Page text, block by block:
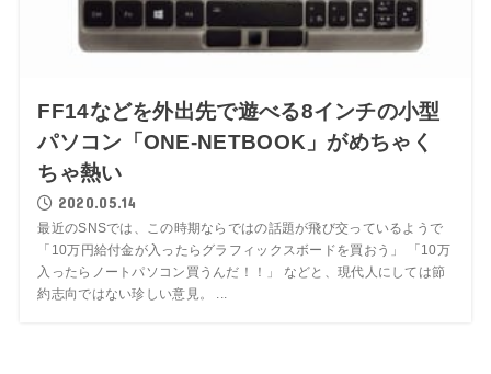
FF14などを外出先で遊べる8インチの小型
パソコン「ONE-NETBOOK」がめちゃく
ちゃ熱い
2020.05.14
最近のSNSでは、この時期ならではの話題が飛び交っているようで
「10万円給付金が入ったらグラフィックスボードを買おう」 「10万
入ったらノートパソコン買うんだ！！」 などと、現代人にしては節
約志向ではない珍しい意見。 ...